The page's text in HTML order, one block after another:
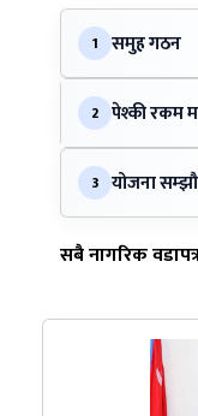
1 समुह गठन
2 पेश्की रकम
3 योजना
सबै नागरिक